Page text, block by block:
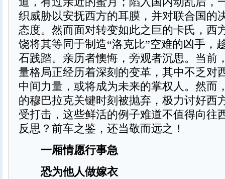
织威胁以安抚西方的耳膜，并对联合国的
态度。然而面对转变如此之巨的卡氏，西
饶将其等同于制造“洛克比”空难的凶手，
石践踏。亲历者懊悔，旁观者沉思。当前
量格局正经历着深刻的变革，其中不乏对
中间力量，或将成为未来的掌权人。然而
的穆巴拉克关键时刻被抛弃，极力讨好西
受打击，这些鲜活的例子难道不值得向往
反思？前车之鉴，还当敬而远之！
一厢情愿行事急
恐为他人做嫁衣